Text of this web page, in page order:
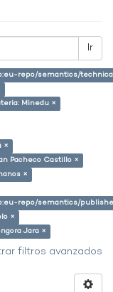
Ir
repo/semantics/
Minedu ×
×
Pacheco Castillo ×
×
repo/semantics/
×
Jara ×
filtros avanzados